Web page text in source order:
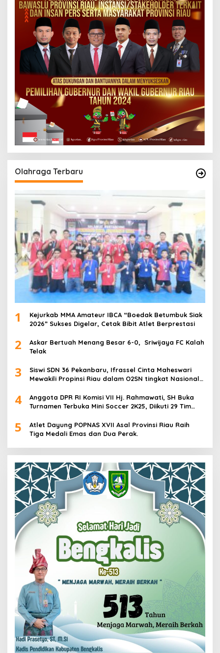
Olahraga Terbaru
1
Kejurkab MMA Amateur IBCA “Boedak Betumbuk Siak
2026” Sukses Digelar, Cetak Bibit Atlet Berprestasi
2
Askar Bertuah Menang Besar 6-0, Sriwijaya FC Kalah
Telak
3
Siswi SDN 36 Pekanbaru, Ifrassel Cinta Maheswari
Mewakili Propinsi Riau dalam O2SN tingkat Nasional
4
Anggota DPR RI Komisi VII Hj. Rahmawati, SH Buka
Turnamen Terbuka Mini Soccer 2K25, Diikuti 29 Tim
5
Atlet Dayung POPNAS XVII Asal Provinsi Riau Raih
Tiga Medali Emas dan Dua Perak.